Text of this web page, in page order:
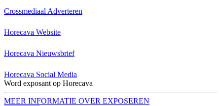
Crossmediaal Adverteren
Horecava Website
Horecava Nieuwsbrief
Horecava Social Media
Word exposant op Horecava
MEER INFORMATIE OVER EXPOSEREN